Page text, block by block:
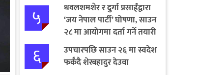
५
धवलशमशेर र दुर्गा प्रसाईंद्वारा
‘जय नेपाल पार्टी’ घोषणा, साउन
२८ मा आयोगमा दर्ता गर्ने तयारी
६
उपचारपछि साउन २६ मा स्वदेश
फर्कँदै शेरबहादुर देउवा